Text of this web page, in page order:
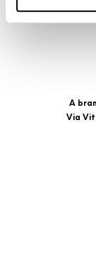
banner
comunque
accedendo al
A
Via